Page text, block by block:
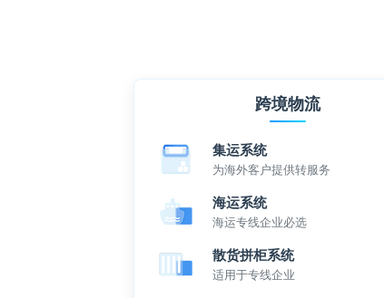
跨境物流
集运系统
为海外客户提供转服务
海运系统
海运专线企业必选
散货拼柜系统
适用于专线企业